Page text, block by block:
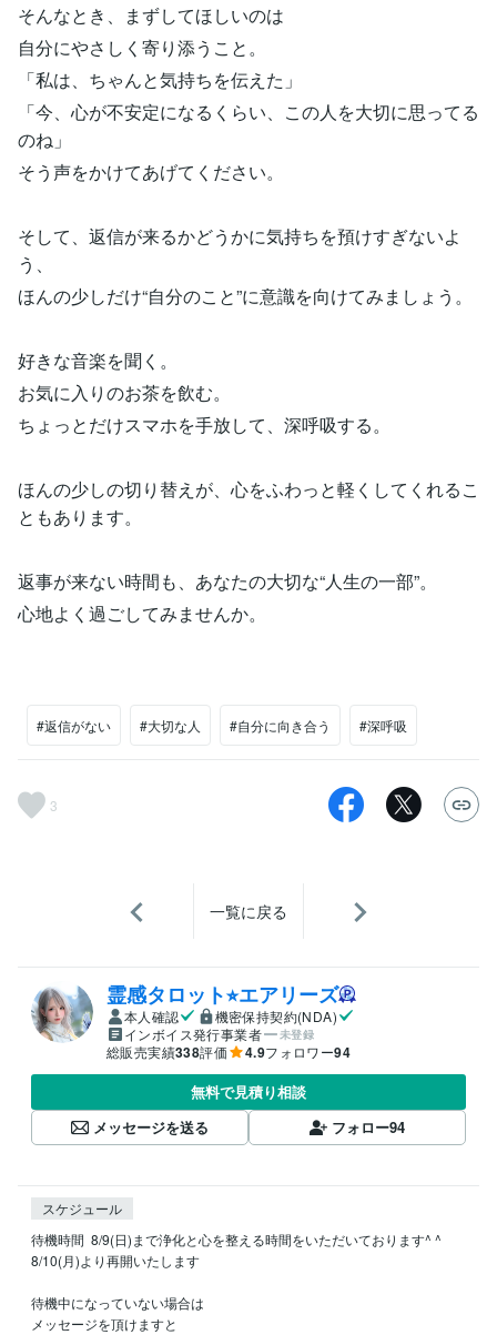
そんなとき、まずしてほしいのは
自分にやさしく寄り添うこと。
「私は、ちゃんと気持ちを伝えた」
「今、心が不安定になるくらい、この人を大切に思ってる
のね」
そう声をかけてあげてください。
そして、返信が来るかどうかに気持ちを預けすぎないよ
う、
ほんの少しだけ“自分のこと”に意識を向けてみましょう。
好きな音楽を聞く。
お気に入りのお茶を飲む。
ちょっとだけスマホを手放して、深呼吸する。
ほんの少しの切り替えが、心をふわっと軽くしてくれるこ
ともあります。
返事が来ない時間も、あなたの大切な“人生の一部”。
心地よく過ごしてみませんか。
#返信がない #大切な人 #自分に向き合う #深呼吸
3
一覧に戻る
霊感タロット⭐︎エアリーズ
本人確認
機密保持契約(NDA)
インボイス発行事業者
未登録
総販売実績338評価 4.9フォロワー94
無料で見積り相談
メッセージを送る
フォロー94
スケジュール
待機時間  8/9(日)まで浄化と心を整える時間をいただいております^ ^
8/10(月)より再開いたします
待機中になっていない場合は
メッセージを頂けますと